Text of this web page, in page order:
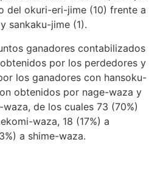
del okuri-eri-jime (10) frente a
sankaku-jime (1).
ganadores contabilizados
por los perdedores y
los ganadores con hansoku-
obtenidos por nage-waza y
de los cuales 73 (70%)
waza, 18 (17%) a
a shime-waza.